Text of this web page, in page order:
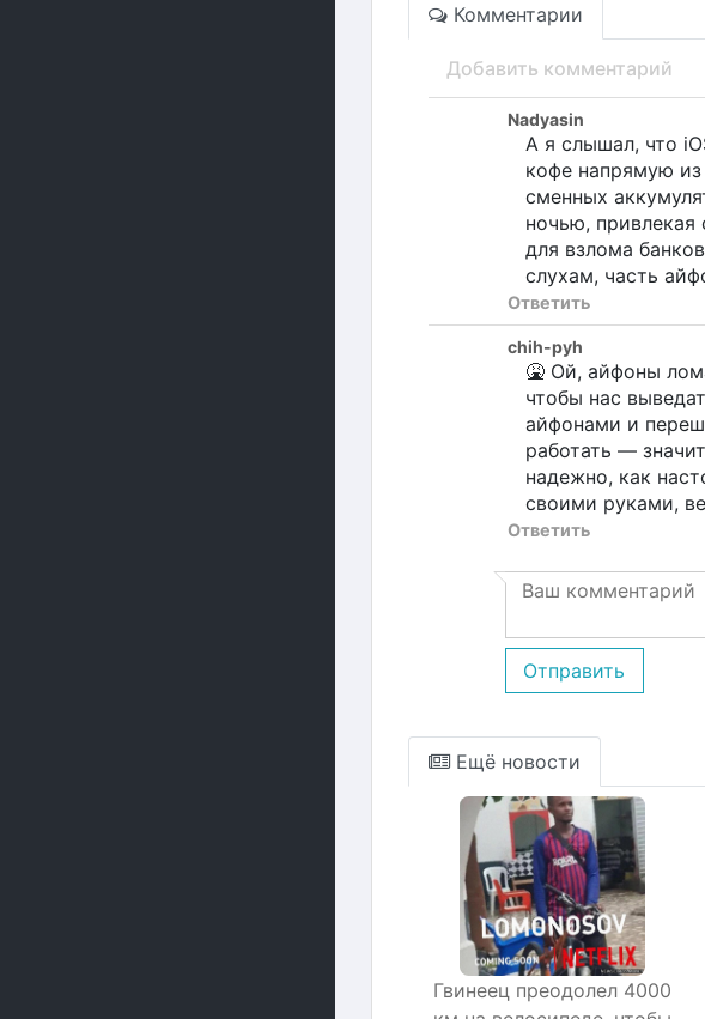
Комментарии
Добавить комментарий
Nadyasin
А я слышал, что
кофе напрямую
сменных
ночью,
для взлома
слухам, часть
Ответить
chih-pyh
🤮 Ой, айфоны
чтобы нас
айфонами и
работать —
надежно, как
своими руками,
Ответить
Отправить
Ещё новости
Гвинеец преодолел 4000